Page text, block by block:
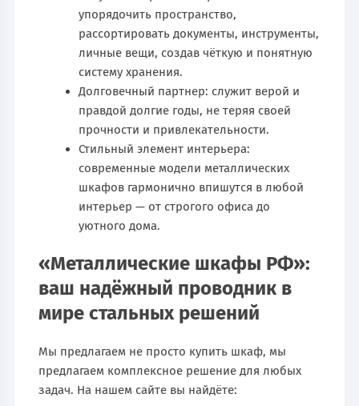
упорядочить пространство,
рассортировать документы, инструменты,
личные вещи, создав чёткую и понятную
систему хранения.
Долговечный партнер: служит верой и
правдой долгие годы, не теряя своей
прочности и привлекательности.
Стильный элемент интерьера:
современные модели металлических
шкафов гармонично впишутся в любой
интерьер — от строгого офиса до
уютного дома.
«Металлические шкафы РФ»:
ваш надёжный проводник в
мире стальных решений
Мы предлагаем не просто купить шкаф, мы
предлагаем комплексное решение для любых
задач. На нашем сайте вы найдёте: